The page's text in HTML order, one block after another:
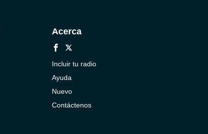
Acerca
Incluir tu radio
Ayuda
Nuevo
Contáctenos